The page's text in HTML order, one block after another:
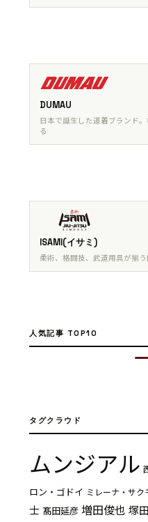
DUMAU
日本で誕生した道着ブランド
る
ISAMI(イサミ)
柔術、格闘技、武道用具が揃
人気記事 TOP10
タグクラウド
ムンジアル
ロン・ゴドイ ミレーナ・サク
士 髙田延彦 増田俊也 塚